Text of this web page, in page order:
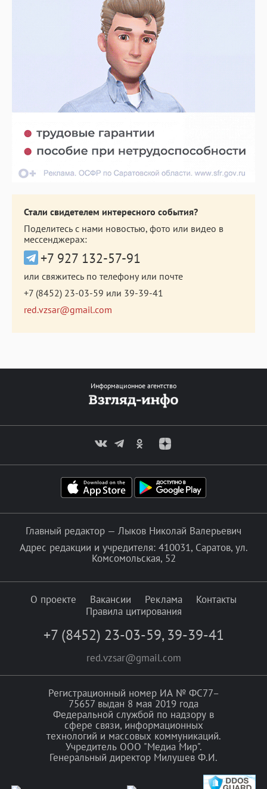
Стали свидетелем интересного события?
Поделитесь с нами новостью, фото или видео в
мессенджерах:
+7 927 132-57-91
или свяжитесь по телефону или почте
+7 (8452) 23-03-59 или 39-39-41
red.vzsar@gmail.com
Информационное агентство
Главный редактор — Лыков Николай Валерьевич
Адрес редакции и учредителя: 410031, Саратов, ул.
Комсомольская, 52
О проекте Вакансии Реклама
Контакты
Правила цитирования
+7 (8452) 23-03-59, 39-39-41
red.vzsar@gmail.com
Регистрационный номер ИА № ФС77–
75657 выдан 8 мая 2019 года
Федеральной службой по надзору в
сфере связи, информационных
технологий и массовых коммуникаций.
Учредитель ООО "Медиа Мир".
Генеральный директор Милушев Ф.И.